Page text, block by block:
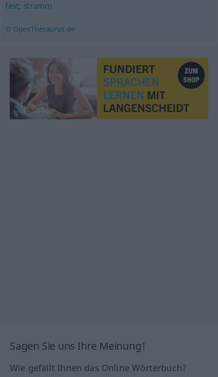
fest, stramm
© OpenThesaurus.de
Sagen Sie uns Ihre Meinung!
Wie gefällt Ihnen das Online Wörterbuch?